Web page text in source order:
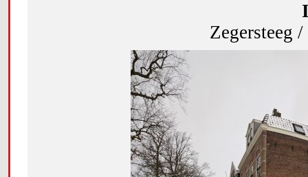
Zegersteeg